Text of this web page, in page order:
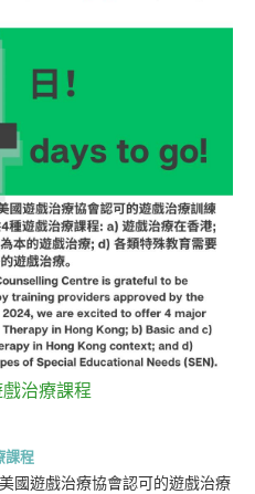
治療課程
課程
國遊戲治療協會認可的遊戲治療